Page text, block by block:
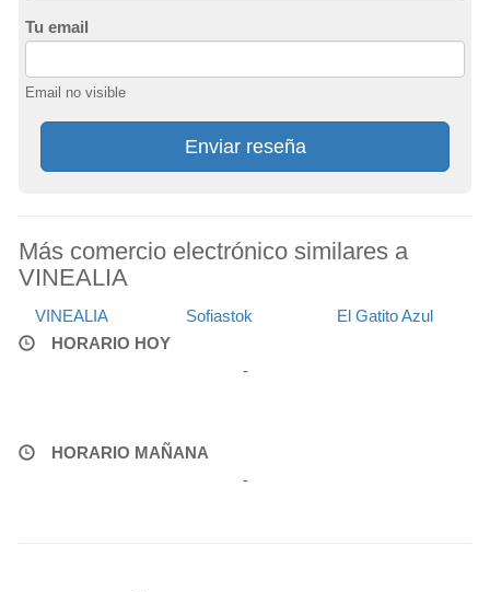
Tu email
Email no visible
Enviar reseña
Más comercio electrónico similares a
VINEALIA
VINEALIA Sofiastok
El Gatito Azul
HORARIO HOY
-
HORARIO MAÑANA
-